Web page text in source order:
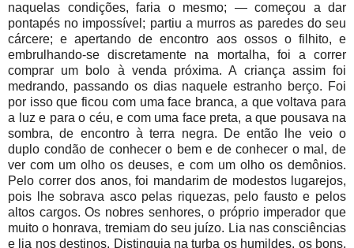
naquelas condições, faria o mesmo; — começou a dar
pontapés no impossível; partiu a murros as paredes do seu
cárcere; e apertando de encontro aos ossos o filhito, e
embrulhando-se discretamente na mortalha, foi a correr
comprar um bolo à venda próxima. A criança assim foi
medrando, passando os dias naquele estranho berço. Foi
por isso que ficou com uma face branca, a que voltava para
a luz e para o céu, e com uma face preta, a que pousava na
sombra, de encontro à terra negra. De então lhe veio o
duplo condão de conhecer o bem e de conhecer o mal, de
ver com um olho os deuses, e com um olho os demônios.
Pelo correr dos anos, foi mandarim de modestos lugarejos,
pois lhe sobrava asco pelas riquezas, pelo fausto e pelos
altos cargos. Os nobres senhores, o próprio imperador que
muito o honrava, tremiam do seu juízo. Lia nas consciências
e lia nos destinos. Distinguia na turba os humildes, os bons,